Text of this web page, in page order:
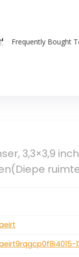
Frequently Bought
3,3×3,9